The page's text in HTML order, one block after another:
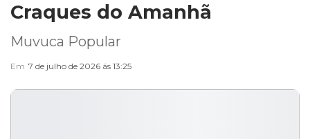
Craques do Amanhã
Muvuca Popular
Em 7 de julho de 2026 ás 13:25